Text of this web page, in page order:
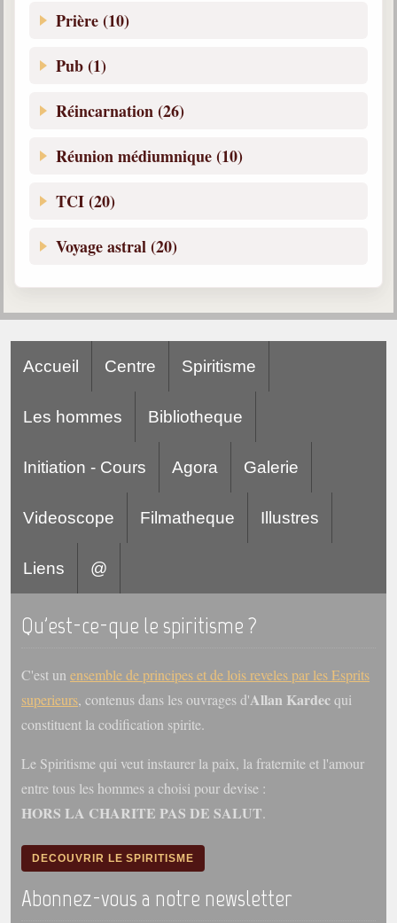
Prière (10)
Pub (1)
Réincarnation (26)
Réunion médiumnique (10)
TCI (20)
Voyage astral (20)
Accueil Centre Spiritisme
Les hommes Bibliotheque
Initiation - Cours Agora Galerie
Videoscope Filmatheque Illustres
Liens @
Qu'est-ce-que le spiritisme ?
C'est un ensemble de principes et de lois reveles par les Esprits
superieurs, contenus dans les ouvrages d'Allan Kardecqui
constituent la codification spirite.
Le Spiritisme qui veut instaurer la paix, la fraternite et l'amour
entre tous les hommes a choisi pour devise :
HORS LA CHARITE PAS DE SALUT.
DECOUVRIR LE SPIRITISME
Abonnez-vous a notre newsletter